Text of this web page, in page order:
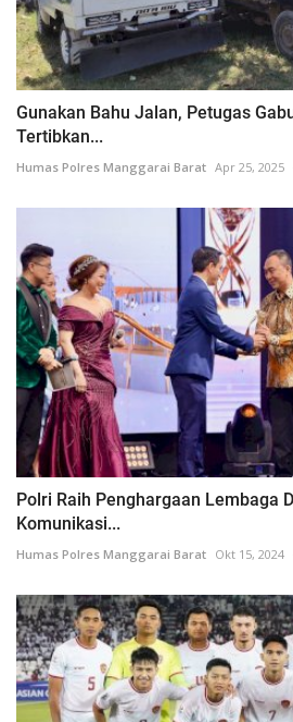
Gunakan Bahu Jalan, Petugas
Tertibkan...
Humas Polres Manggarai Barat Apr 25, 2025
Polri Raih Penghargaan Lembaga
Komunikasi...
Humas Polres Manggarai Barat Okt 15, 2024